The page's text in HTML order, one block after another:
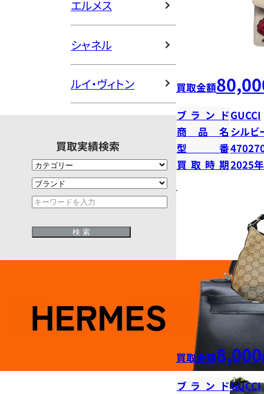
エルメス
シャネル
ルイ・ヴィトン
買取実績検索
買取金額
ブランドGUCCI
商品名 シルビ
型番
買取時期2025
買取金額8,000
ブランドGUCCI